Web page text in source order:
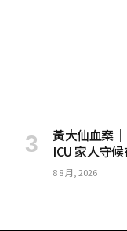
黃大仙血案
ICU 家人守
8 8 月, 2026